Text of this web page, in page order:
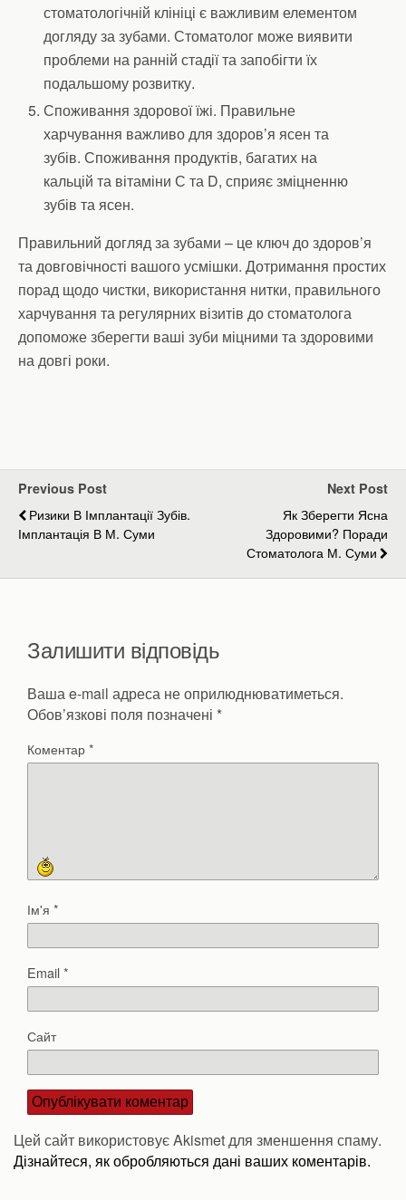
стоматологічній клініці є важливим елементом
догляду за зубами. Стоматолог може виявити
проблеми на ранній стадії та запобігти їх
подальшому розвитку.
Споживання здорової їжі. Правильне
харчування важливо для здоров’я ясен та
зубів. Споживання продуктів, багатих на
кальцій та вітаміни С та D, сприяє зміцненню
зубів та ясен.
Правильний догляд за зубами – це ключ до здоров’я
та довговічності вашого усмішки. Дотримання простих
порад щодо чистки, використання нитки, правильного
харчування та регулярних візитів до стоматолога
допоможе зберегти ваші зуби міцними та здоровими
на довгі роки.
Previous Post
Ризики В Імплантації Зубів.
Імплантація В М. Суми
Next Post
Як Зберегти Ясна
Здоровими? Поради
Стоматолога М. Суми
Залишити відповідь
Ваша e-mail адреса не оприлюднюватиметься.
Обов’язкові поля позначені *
Коментар*
Ім'я *
Email*
Сайт
Цей сайт використовує Akismet для зменшення спаму.
Дізнайтеся, як обробляються дані ваших коментарів.